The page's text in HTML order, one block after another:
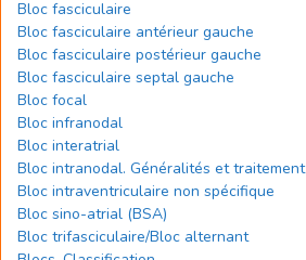
Bloc fasciculaire
Bloc fasciculaire antérieur gauche
Bloc fasciculaire postérieur gauche
Bloc fasciculaire septal gauche
Bloc focal
Bloc infranodal
Bloc interatrial
Bloc intranodal. Généralités et traitement
Bloc intraventriculaire non spécifique
Bloc sino-atrial (BSA)
Bloc trifasciculaire/Bloc alternant